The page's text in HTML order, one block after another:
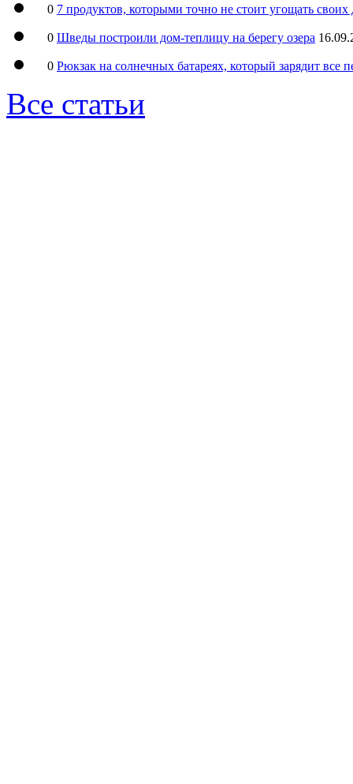
0 7 продуктов, которыми точно не стоит угощать
0 Шведы построили дом-теплицу на берегу озера
0 Рюкзак на солнечных батареях, который зарядит все
Все статьи